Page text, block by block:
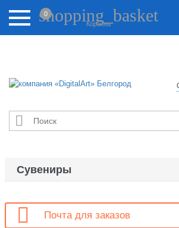
Внимание! Цены на сайте могут
Актуальные цены уточняйте у
shopping_basket
Корзина
0

Сувениры
 Почта для заказов